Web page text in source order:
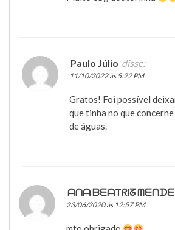
Paulo Júlio disse:
11/10/2022 às 5:22 PM
Gratos! Foi possível
que tinha no que
de águas.
ᗩᑎᗩ ᗷᗴᗩTᖇIᘔ
23/06/2020 às 12:57 PM